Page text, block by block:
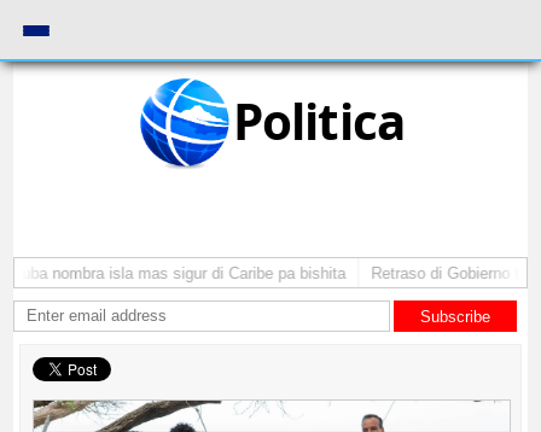
Politica
nombra isla mas sigur di Caribe pa bishita Retraso di Gobierno ta
Subscribe